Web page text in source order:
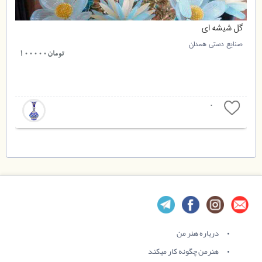
گل شیشه ای
صنایع دستی همدان
تومان100000
0
درباره هنر من
هنرمن چگونه کار میکند